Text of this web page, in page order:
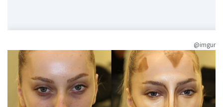
@imgur